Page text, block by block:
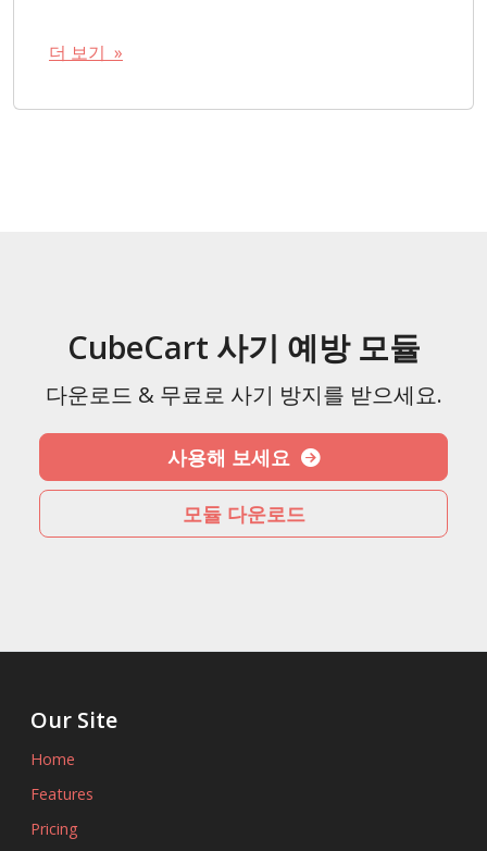
더 보기 »
CubeCart 사기 예방 모듈
다운로드 & 무료로 사기 방지를 받으세요.
사용해 보세요
모듈 다운로드
Our Site
Home
Features
Pricing